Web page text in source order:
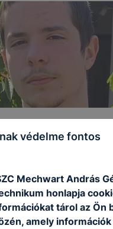
védelme fontos
Mechwart András
honlapja
tárol az Ön
amely